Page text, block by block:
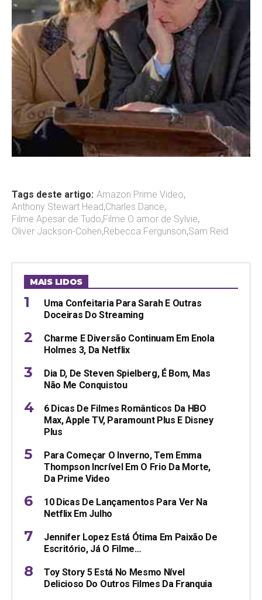
Tags deste artigo: Amazon Prime Video,
Anthony Stewart Head,Charles Dance,
Filme Apesar de Tudo,Filme O amor de Sylvie,
Oliver Jackson-Cohen,Rebecca Fergunson,Sam Reid
MAIS LIDOS
Uma Confeitaria Para Sarah E Outras
Doceiras Do Streaming
Charme E Diversão Continuam Em Enola
Holmes 3, Da Netflix
Dia D, De Steven Spielberg, É Bom, Mas
Não Me Conquistou
6 Dicas De Filmes Românticos Da HBO
Max, Apple TV, Paramount Plus E Disney
Plus
Para Começar O Inverno, Tem Emma
Thompson Incrível Em O Frio Da Morte,
Da Prime Video
10 Dicas De Lançamentos Para Ver Na
Netflix Em Julho
Jennifer Lopez Está Ótima Em Paixão De
Escritório, Já O Filme…
Toy Story 5 Está No Mesmo Nível
Delicioso Do Outros Filmes Da Franquia